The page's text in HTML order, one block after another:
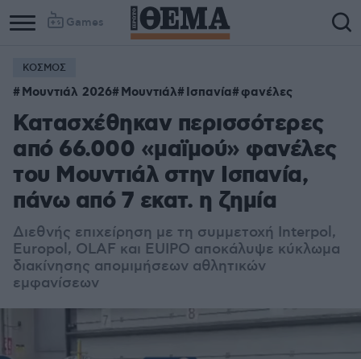
Games
ΚΟΣΜΟΣ
Μουντιάλ 2026 Μουντιάλ Ισπανία φανέλες
Κατασχέθηκαν περισσότερες
από 66.000 «μαϊμού» φανέλες
του Μουντιάλ στην Ισπανία,
πάνω από 7 εκατ. η ζημία
Διεθνής επιχείρηση με τη συμμετοχή Interpol,
Europol, OLAF και EUIPO αποκάλυψε κύκλωμα
διακίνησης απομιμήσεων αθλητικών
εμφανίσεων